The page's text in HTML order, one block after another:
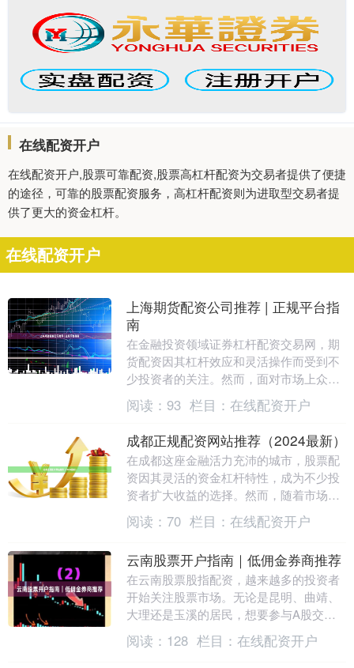
在线配资开户
在线配资开户,股票可靠配资,股票高杠杆配资为交易者提供了便捷
的途径，可靠的股票配资服务，高杠杆配资则为进取型交易者提
供了更大的资金杠杆。
在线配资开户
上海期货配资公司推荐 | 正规平台指
南
在金融投资领域证券杠杆配资交易网，期
货配资因其杠杆效应和灵活操作而受到不
少投资者的关注。然而，面对市场上众多
的配资公司，选择一家正规、可靠的平台
显得尤为重要。本....
阅读： 93 栏目： 在线配资开户
成都正规配资网站推荐（2024最新）
在成都这座金融活力充沛的城市，股票配
资因其灵活的资金杠杆特性，成为不少投
资者扩大收益的选择。然而，随着市场发
展，配资平台良莠不齐，如何筛选出正
规、安全的配资网站....
阅读： 70 栏目： 在线配资开户
云南股票开户指南｜低佣金券商推荐
在云南股票股指配资，越来越多的投资者
开始关注股票市场。无论是昆明、曲靖、
大理还是玉溪的居民，想要参与A股交
易，第一步就是完成股票开户。本文将为
你提供一份详细的云....
阅读： 128 栏目： 在线配资开户